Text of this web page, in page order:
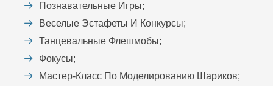
Познавательные Игры;
Веселые Эстафеты И Конкурсы;
Танцевальные Флешмобы;
Фокусы;
Мастер-Класс По Моделированию Шариков;